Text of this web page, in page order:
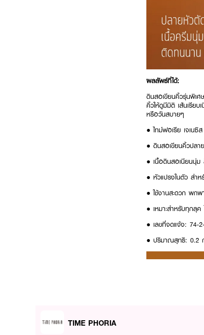
ผลลัพธ์ที่ได้:
ดินสอเขียนคิ้วรุ่นพิเศ
คิ้วให้ดูมีมิติ เส้นเรีย
หรือวันสบายๆ
● ไทม์ฟอเรีย เจเนซิ
● ดินสอเขียนคิ้วปลา
● เนื้อดินสอเนียนนุ่ม
● หัวแปรงในตัว สำห
● ใช้งานสะดวก พกพ
● เหมาะสำหรับทุกลุค
● เลขที่จดแจ้ง: 74-
● ปริมาณสุทธิ: 0.2
TIME PHORIA